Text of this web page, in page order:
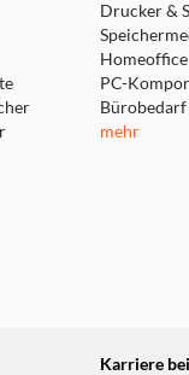
Drucker &
PC-
Bürobedarf
mehr
Karriere